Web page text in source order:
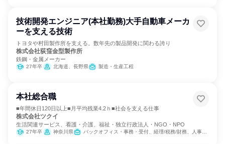
技術開発エンジニア(本社勤務)大手自動車メーカ
ーを支える技術
トヨタや村田製作所を支える。数年先の製品開発に関わる誇り
株式会社荻窪金型製作所
鉄鋼・金属メーカー
27年卒 北海道、長野県 製造・生産工程
本社総合職
■年間休日120日以上■月平均残業4.2ｈ■社会を支える仕事
株式会社ツクイ
生活関連サービス、看護・介護、福祉・独立行政法人・NGO・NPO
27年卒 神奈川県 バックオフィス・事務・受付、経理/税務/財務、人事、総務、法務/知財